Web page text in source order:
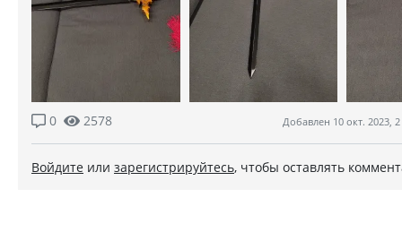
0 2578 Добавлен 10 окт. 2023,
Войдите или зарегистрируйтесь, чтобы оставлять